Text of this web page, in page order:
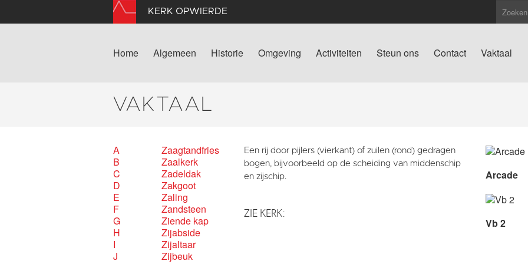
KERK OPWIERDE
Home Algemeen Historie Omgeving Activiteiten Steun ons Contact Vaktaal
VAKTAAL
A
B
C
D
E
F
G
H
I
J
Zaagtandfries
Zaalkerk
Zadeldak
Zakgoot
Zaling
Zandsteen
Ziende kap
Zijabside
Zijaltaar
Zijbeuk
Een rij door pijlers (vierkant) of zuilen (rond) gedragen
bogen, bijvoorbeeld op de scheiding van middenschip
en zijschip.
ZIE KERK:
Arcade
Vb 2